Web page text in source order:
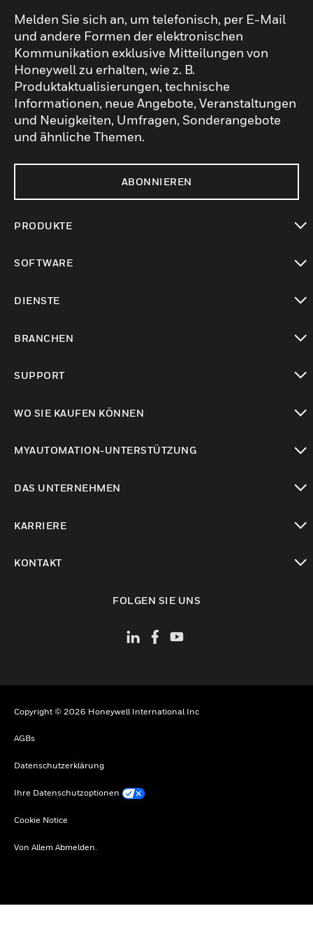
Melden Sie sich an, um telefonisch, per E-Mail
und andere Formen der elektronischen
Kommunikation exklusive Mitteilungen von
Honeywell zu erhalten, wie z. B.
Produktaktualisierungen, technische
Informationen, neue Angebote, Veranstaltungen
und Neuigkeiten, Umfragen, Sonderangebote
und ähnliche Themen.
ABONNIEREN
PRODUKTE
SOFTWARE
DIENSTE
BRANCHEN
SUPPORT
WO SIE KAUFEN KÖNNEN
MYAUTOMATION-UNTERSTÜTZUNG
DAS UNTERNEHMEN
KARRIERE
KONTAKT
FOLGEN SIE UNS
Copyright © 2026 Honeywell International Inc
AGBs
Datenschutzerklärung
Ihre Datenschutzoptionen
Cookie Notice
Von Allem Abmelden.